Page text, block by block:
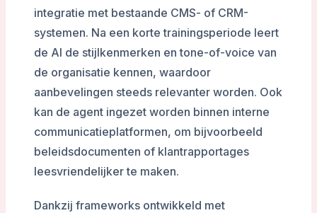
integratie met bestaande CMS- of CRM-
systemen. Na een korte trainingsperiode leert
de AI de stijlkenmerken en tone-of-voice van
de organisatie kennen, waardoor
aanbevelingen steeds relevanter worden. Ook
kan de agent ingezet worden binnen interne
communicatieplatformen, om bijvoorbeeld
beleidsdocumenten of klantrapportages
leesvriendelijker te maken.
Dankzij frameworks ontwikkeld met